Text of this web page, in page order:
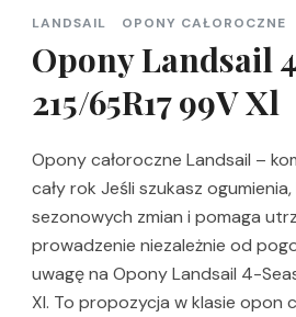
LANDSAIL OPONY CAŁOROCZNE
Opony Landsail
215/65R17 99V Xl
Opony całoroczne Landsail –
cały rok Jeśli szukasz
sezonowych zmian i pomaga
prowadzenie niezależnie od
uwagę na Opony Landsail 4-
Xl. To propozycja w klasie opon